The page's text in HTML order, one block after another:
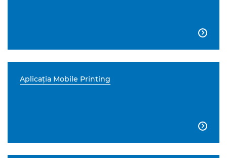

Aplicaţia Mobile Printing
